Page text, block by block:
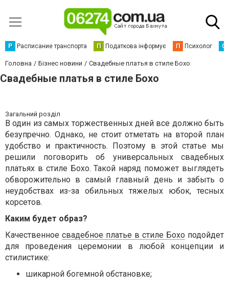
Р Расписание транспорта П Податкова інформує П Психолог С
Головна Бізнес новини Свадебные платья в стиле Бохо
Свадебные платья в стиле Бохо
Загальний розділ
В один из самых торжественных дней все должно быть
безупречно. Однако, не стоит отметать на второй план
удобство и практичность. Поэтому в этой статье мы
решили поговорить об универсальных свадебных
платьях в стиле Бохо. Такой наряд поможет выглядеть
обворожительно в самый главный день и забыть о
неудобствах из-за обильных тяжелых юбок, тесных
корсетов.
Каким будет образ?
Качественное свадебное платье в стиле Бохо подойдет
для проведения церемонии в любой концепции и
стилистике:
шикарной богемной обстановке;